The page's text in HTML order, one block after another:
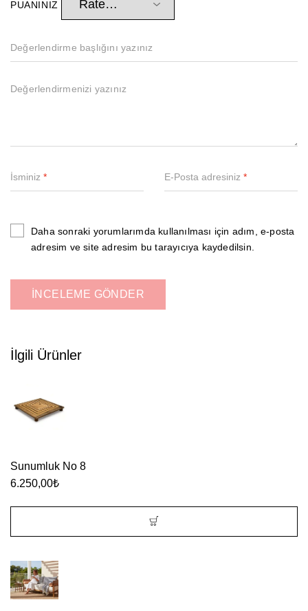
PUANINIZ
İsminiz * E-Posta adresiniz *
Daha sonraki yorumlarımda kullanılması için adım, e-posta
adresim ve site adresim bu tarayıcıya kaydedilsin.
İlgili Ürünler
Sunumluk No 8
6.250,00₺